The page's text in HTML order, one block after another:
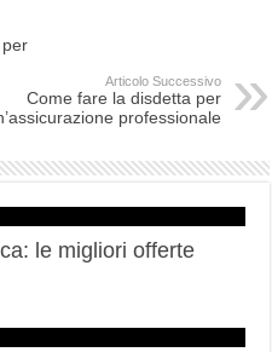
Articolo Successivo
Come fare la disdetta per
professionale
le migliori offerte